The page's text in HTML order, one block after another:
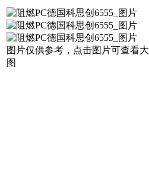
图片仅供参考，点击图片可查看大
图